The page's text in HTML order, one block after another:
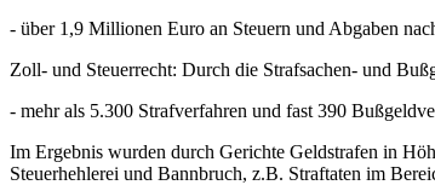
- über 1,9 Millionen Euro an Steuern und Abgaben
Zoll- und Steuerrecht: Durch die Strafsachen- und
- mehr als 5.300 Strafverfahren und fast 390
Im Ergebnis wurden durch Gerichte Geldstrafen in
Steuerhehlerei und Bannbruch, z.B. Straftaten im